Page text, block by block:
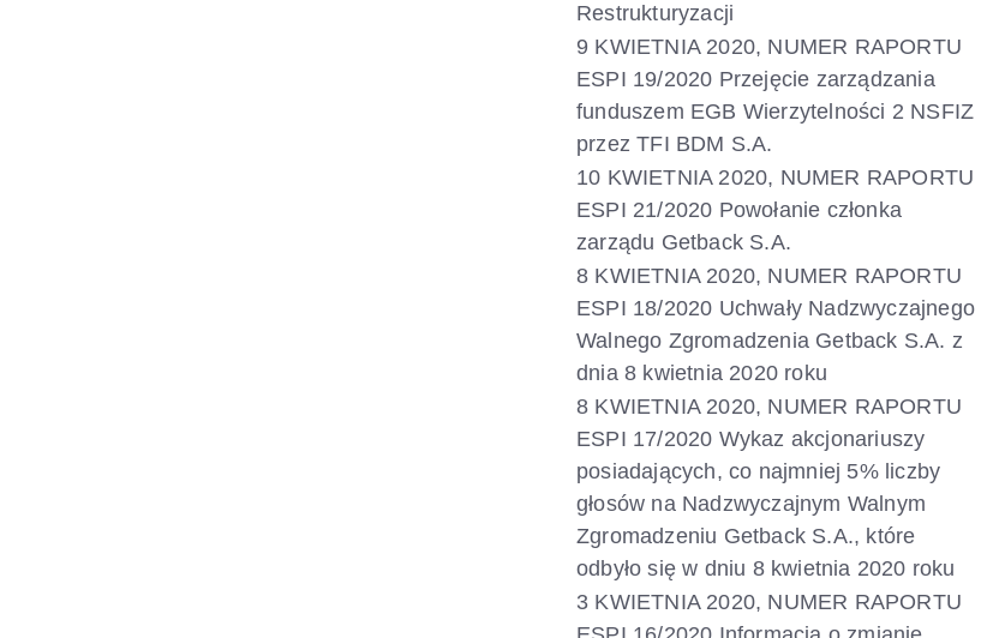
Restrukturyzacji
9 KWIETNIA 2020, NUMER RAPORTU
ESPI 19/2020 Przejęcie zarządzania
funduszem EGB Wierzytelności 2 NSFIZ
przez TFI BDM S.A.
10 KWIETNIA 2020, NUMER RAPORTU
ESPI 21/2020 Powołanie członka
zarządu Getback S.A.
8 KWIETNIA 2020, NUMER RAPORTU
ESPI 18/2020 Uchwały Nadzwyczajnego
Walnego Zgromadzenia Getback S.A. z
dnia 8 kwietnia 2020 roku
8 KWIETNIA 2020, NUMER RAPORTU
ESPI 17/2020 Wykaz akcjonariuszy
posiadających, co najmniej 5% liczby
głosów na Nadzwyczajnym Walnym
Zgromadzeniu Getback S.A., które
odbyło się w dniu 8 kwietnia 2020 roku
3 KWIETNIA 2020, NUMER RAPORTU